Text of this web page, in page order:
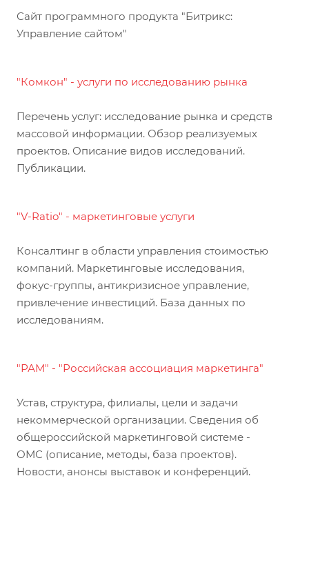
Сайт программного продукта "Битрикс:
Управление сайтом"
"Комкон" - услуги по исследованию рынка
Перечень услуг: исследование рынка и средств
массовой информации. Обзор реализуемых
проектов. Описание видов исследований.
Публикации.
"V-Ratio" - маркетинговые услуги
Консалтинг в области управления стоимостью
компаний. Маркетинговые исследования,
фокус-группы, антикризисное управление,
привлечение инвестиций. База данных по
исследованиям.
"РАМ" - "Российская ассоциация маркетинга"
Устав, структура, филиалы, цели и задачи
некоммерческой организации. Сведения об
общероссийской маркетинговой системе -
ОМС (описание, методы, база проектов).
Новости, анонсы выставок и конференций.